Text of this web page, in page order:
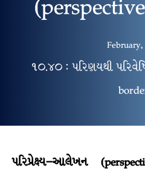
૧૦.૪૦ : પરિણયથી
પરિપ્રેક્ષ્ય–આલેખન